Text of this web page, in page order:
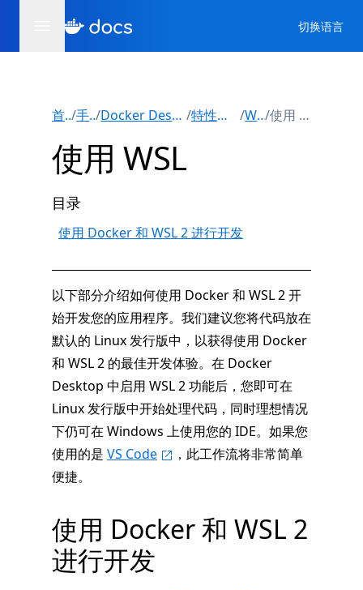
切换语言
首页/ 手册/ Docker Desktop版 / 特性与功能 / WSL/ 使用 WSL
使用 WSL
目录
使用 Docker 和 WSL 2 进行开发
以下部分介绍如何使用 Docker 和 WSL 2 开
始开发您的应用程序。我们建议您将代码放在
默认的 Linux 发行版中，以获得使用 Docker
和 WSL 2 的最佳开发体验。在 Docker
Desktop 中启用 WSL 2 功能后，您即可在
Linux 发行版中开始处理代码，同时理想情况
下仍可在 Windows 上使用您的 IDE。如果您
使用的是 VS Code
，此工作流将非常简单
便捷。
使用 Docker 和 WSL 2
进行开发